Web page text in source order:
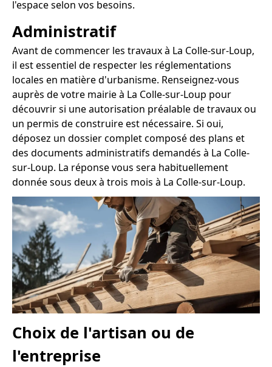
l'espace selon vos besoins.
Administratif
Avant de commencer les travaux à La Colle-sur-Loup,
il est essentiel de respecter les réglementations
locales en matière d'urbanisme. Renseignez-vous
auprès de votre mairie à La Colle-sur-Loup pour
découvrir si une autorisation préalable de travaux ou
un permis de construire est nécessaire. Si oui,
déposez un dossier complet composé des plans et
des documents administratifs demandés à La Colle-
sur-Loup. La réponse vous sera habituellement
donnée sous deux à trois mois à La Colle-sur-Loup.
Choix de l'artisan ou de
l'entreprise